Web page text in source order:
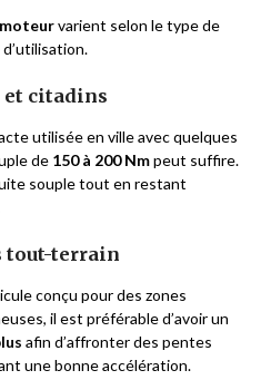
varient selon le type de
et citadins
utilisée en ville avec quelques
de 150 à 200 Nmpeut suffire.
souple tout en restant
tout-terrain
conçu pour des zones
il est préférable d’avoir un
afin d’affronter des pentes
une bonne accélération.